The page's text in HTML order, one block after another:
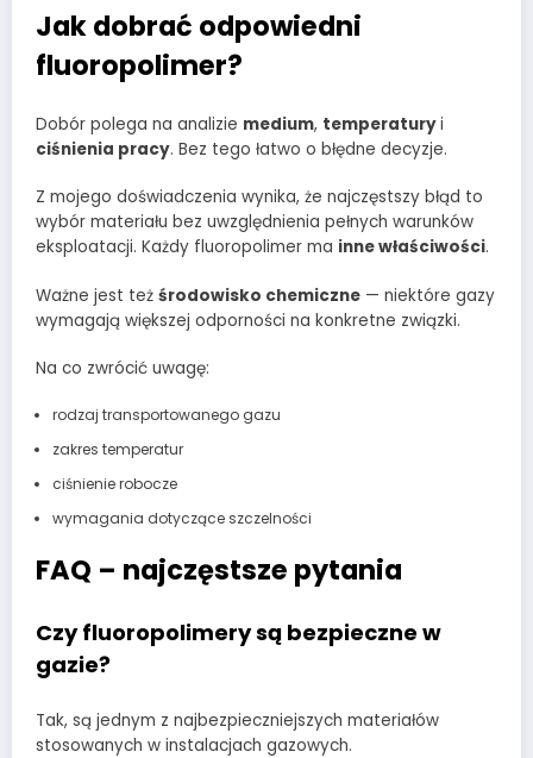
Jak dobrać odpowiedni
fluoropolimer?
Dobór polega na analizie medium, temperaturyi
ciśnienia pracy. Bez tego łatwo o błędne decyzje.
Z mojego doświadczenia wynika, że najczęstszy błąd to
wybór materiału bez uwzględnienia pełnych warunków
eksploatacji. Każdy fluoropolimer ma inne właściwości.
Ważne jest też środowisko chemiczne — niektóre gazy
wymagają większej odporności na konkretne związki.
Na co zwrócić uwagę:
rodzaj transportowanego gazu
zakres temperatur
ciśnienie robocze
wymagania dotyczące szczelności
FAQ – najczęstsze pytania
Czy fluoropolimery są bezpieczne w
gazie?
Tak, są jednym z najbezpieczniejszych materiałów
stosowanych w instalacjach gazowych.